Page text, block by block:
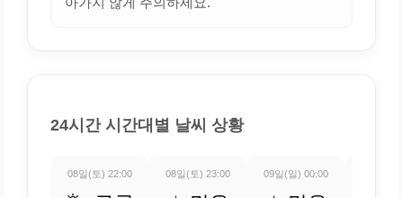
24시간 시간대별 날씨 상황
08일(토) 22:00 08일(토) 23:00 09일(일) 00:00